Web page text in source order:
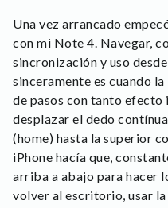
Una vez arrancado
con mi Note 4. Navegar,
sincronización y uso
sinceramente es cuando
de pasos con tanto efecto
desplazar el dedo
(home) hasta la superior
iPhone hacía que,
arriba a abajo para hacer
volver al escritorio, usar